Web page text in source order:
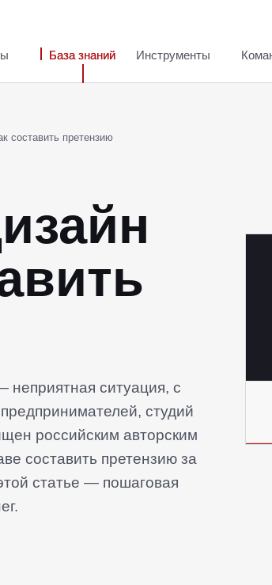
База знаний Инструменты
составить претензию
неприятная ситуация, с
студий
российским авторским
составить претензию за
статье — пошаговая